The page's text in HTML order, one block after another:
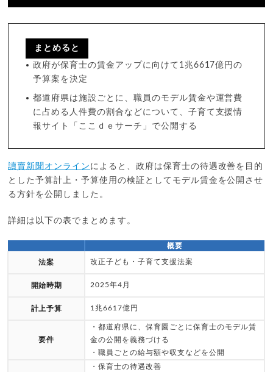
まとめると
政府が保育士の賃金アップに向けて1兆6617億円の
予算案を決定
都道府県は施設ごとに、職員のモデル賃金や運営費
に占める人件費の割合などについて、子育て支援情
報サイト「ここｄｅサーチ」で公開する
讀賣新聞オンライン によると、政府は保育士の待遇改善を目的
とした予算計上・予算使用の検証としてモデル賃金を公開させ
る方針を公開しました。
詳細は以下の表でまとめます。
概要
法案 改正子ども・子育て支援法案
開始時期 2025年4月
計上予算 1兆6617億円
要件
・都道府県に、保育園ごとに保育士のモデル賃
金の公開を義務づける
・職員ごとの給与額や収支などを公開
・保育士の待遇改善